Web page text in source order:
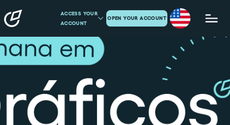
ACCESS YOUR
ACCOUNT
OPEN YOUR ACCOUNT